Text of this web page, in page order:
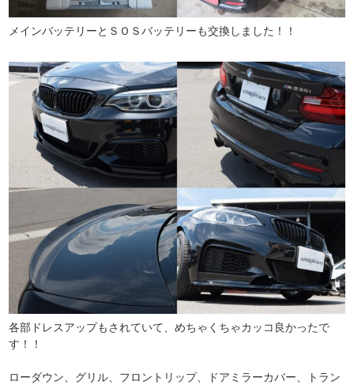
メインバッテリーとＳＯＳバッテリーも交換しました！！
各部ドレスアップもされていて、めちゃくちゃカッコ良かったで
す！！
ローダウン、グリル、フロントリップ、ドアミラーカバー、トラン